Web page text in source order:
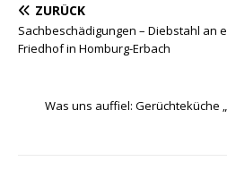
ZURÜCK
Sachbeschädigungen – Diebstahl an
Friedhof in Homburg-Erbach
Was uns auffiel: Gerüchteküche